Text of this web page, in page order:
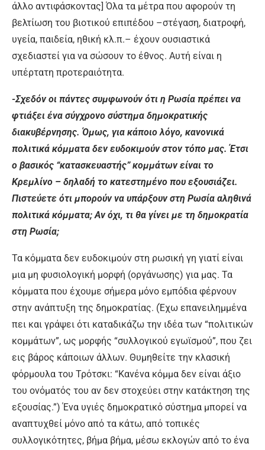
άλλο αντιφάσκοντας] Όλα τα μέτρα που αφορούν τη
βελτίωση του βιοτικού επιπέδου –στέγαση, διατροφή,
υγεία, παιδεία, ηθική κλ.π.– έχουν ουσιαστικά
σχεδιαστεί για να σώσουν το έθνος. Αυτή είναι η
υπέρτατη προτεραιότητα.
-Σχεδόν οι πάντες συμφωνούν ότι η Ρωσία πρέπει να
φτιάξει ένα σύγχρονο σύστημα δημοκρατικής
διακυβέρνησης. Όμως, για κάποιο λόγο, κανονικά
πολιτικά κόμματα δεν ευδοκιμούν στον τόπο μας. Έτσι
ο βασικός “κατασκευαστής” κομμάτων είναι το
Κρεμλίνο – δηλαδή το κατεστημένο που εξουσιάζει.
Πιστεύετε ότι μπορούν να υπάρξουν στη Ρωσία αληθινά
πολιτικά κόμματα; Αν όχι, τι θα γίνει με τη δημοκρατία
στη Ρωσία;
Τα κόμματα δεν ευδοκιμούν στη ρωσική γη γιατί είναι
μια μη φυσιολογική μορφή (οργάνωσης) για μας. Τα
κόμματα που έχουμε σήμερα μόνο εμπόδια φέρνουν
στην ανάπτυξη της δημοκρατίας. (Έχω επανειλημμένα
πει και γράψει ότι καταδικάζω την ιδέα των “πολιτικών
κομμάτων”, ως μορφής “συλλογικού εγωϊσμού”, που ζει
εις βάρος κάποιων άλλων. Θυμηθείτε την κλασική
φόρμουλα του Τρότσκι: “Κανένα κόμμα δεν είναι άξιο
του ονόματός του αν δεν στοχεύει στην κατάκτηση της
εξουσίας.”) Ένα υγιές δημοκρατικό σύστημα μπορεί να
αναπτυχθεί μόνο από τα κάτω, από τοπικές
συλλογικότητες, βήμα βήμα, μέσω εκλογών από το ένα